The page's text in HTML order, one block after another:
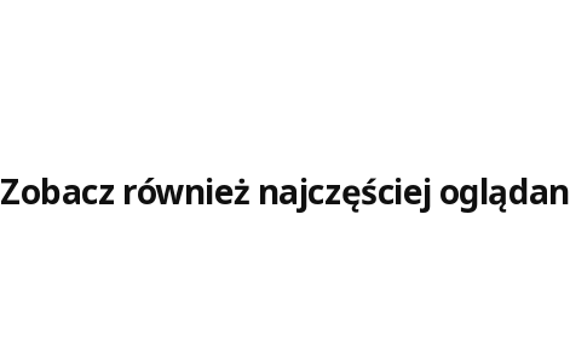
Zobacz również najczęściej